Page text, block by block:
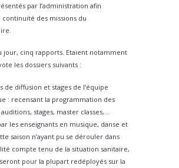
par l’administration afin
continuité des missions du
jour, cinq rapports. Etaient notamment
les dossiers suivants :
de diffusion et stages de l’équipe
: recensant la programmation des
stages, master classes,…
les enseignants en musique, danse et
saison n’ayant pu se dérouler dans
compte tenu de la situation sanitaire,
pour la plupart redéployés sur la